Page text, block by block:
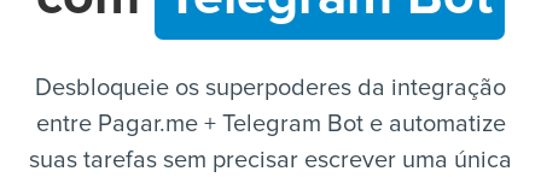
Desbloqueie os superpoderes da integração
entre Pagar.me + Telegram Bot e automatize
suas tarefas sem precisar escrever uma única